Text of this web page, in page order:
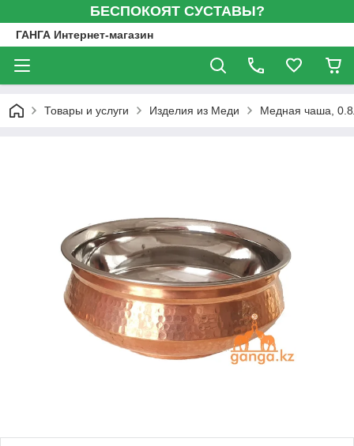
БЕСПОКОЯТ СУСТАВЫ?
ГАНГА Интернет-магазин
Товары и услуги Изделия из Меди Медная чаша,